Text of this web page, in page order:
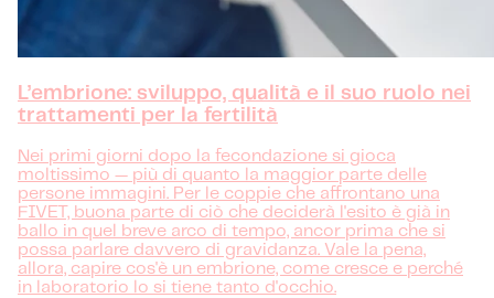
L’embrione: sviluppo, qualità e il suo ruolo nei
trattamenti per la fertilità
Nei primi giorni dopo la fecondazione si gioca
moltissimo — più di quanto la maggior parte delle
persone immagini. Per le coppie che affrontano una
FIVET, buona parte di ciò che deciderà l'esito è già in
ballo in quel breve arco di tempo, ancor prima che si
possa parlare davvero di gravidanza. Vale la pena,
allora, capire cos'è un embrione, come cresce e perché
in laboratorio lo si tiene tanto d'occhio.